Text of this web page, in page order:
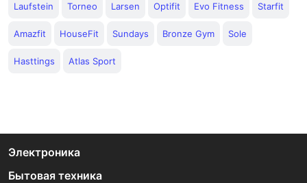
Laufstein Torneo Larsen Optifit Evo Fitness Starfit
Amazfit HouseFit Sundays Bronze Gym Sole
Hasttings Atlas Sport
Электроника
Бытовая техника